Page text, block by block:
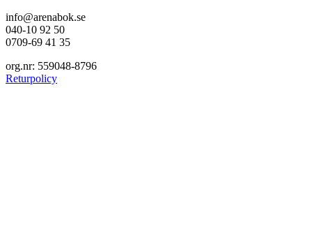
info@arenabok.se
040-10 92 50
0709-69 41 35
org.nr: 559048-8796
Returpolicy